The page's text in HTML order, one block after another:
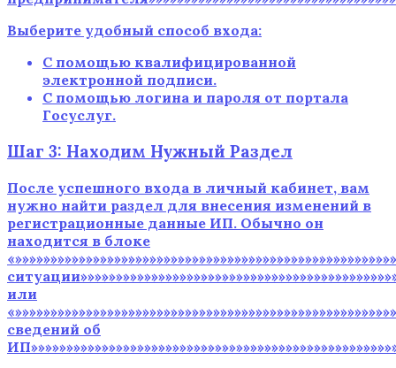
Выберите удобный способ входа:
С помощью квалифицированной
электронной подписи.
С помощью логина и пароля от портала
Госуслуг.
Шаг 3: Находим Нужный Раздел
После успешного входа в личный кабинет, вам
нужно найти раздел для внесения изменений в
регистрационные данные ИП. Обычно он
находится в блоке
или
сведений об